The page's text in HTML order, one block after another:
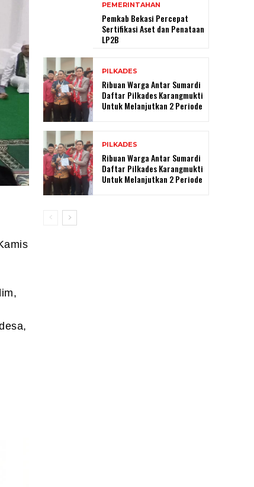
PEMERINTAHAN
Pemkab Bekasi Percepat
Sertifikasi Aset dan Penataan
LP2B
PILKADES
Ribuan Warga Antar Sumardi
Daftar Pilkades Karangmukti
Untuk Melanjutkan 2 Periode
PILKADES
Ribuan Warga Antar Sumardi
Daftar Pilkades Karangmukti
Untuk Melanjutkan 2 Periode